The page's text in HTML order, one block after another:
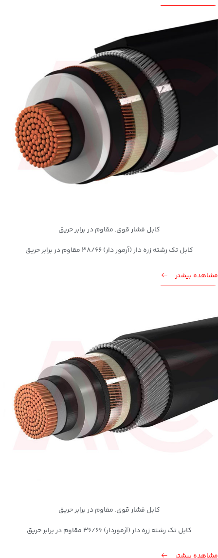
کابل فشار قوی, مقاوم در برابر حریق
کابل تک رشته زره دار (آرمور دار) 38/66 مقاوم در برابر حریق
مشاهده بیشتر
کابل فشار قوی, مقاوم در برابر حریق
کابل تک رشته زره دار (آرموردار) 36/66 مقاوم در برابر حریق